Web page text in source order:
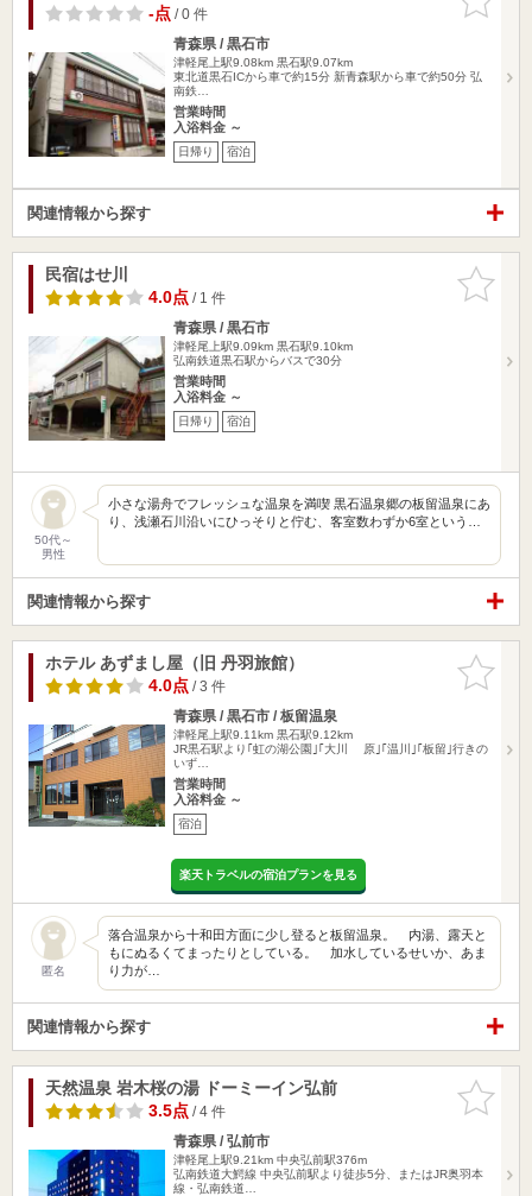
りに追加
-点/ 0 件
青森県 / 黒石市
津軽尾上駅9.08km 黒石駅9.07km
東北道黒石ICから車で約15分 新青森駅から車で約50分 弘
南鉄…
営業時間
入浴料金 ～
日帰り 宿泊
関連情報から探す
お気に入
りに追加
民宿はせ川
4.0点/ 1 件
青森県 / 黒石市
津軽尾上駅9.09km 黒石駅9.10km
弘南鉄道黒石駅からバスで30分
営業時間
入浴料金 ～
日帰り 宿泊
50代～
男性
小さな湯舟でフレッシュな温泉を満喫 黒石温泉郷の板留温泉にあ
り、浅瀬石川沿いにひっそりと佇む、客室数わずか6室という…
関連情報から探す
お気に入
りに追加
ホテル あずまし屋（旧 丹羽旅館）
4.0点/ 3 件
青森県 / 黒石市 / 板留温泉
津軽尾上駅9.11km 黒石駅9.12km
JR黒石駅より｢虹の湖公園｣｢大川 原｣｢温川｣｢板留｣行きの
いず…
営業時間
入浴料金 ～
宿泊
楽天トラベルの宿泊プランを見る
匿名
落合温泉から十和田方面に少し登ると板留温泉。 内湯、露天と
もにぬるくてまったりとしている。 加水しているせいか、あま
り力が…
関連情報から探す
お気に入
りに追加
天然温泉 岩木桜の湯 ドーミーイン弘前
3.5点/ 4 件
青森県 / 弘前市
津軽尾上駅9.21km 中央弘前駅376m
弘南鉄道大鰐線 中央弘前駅より徒歩5分、またはJR奥羽本
線・弘南鉄道…